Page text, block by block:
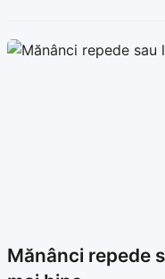
Mănânci repede